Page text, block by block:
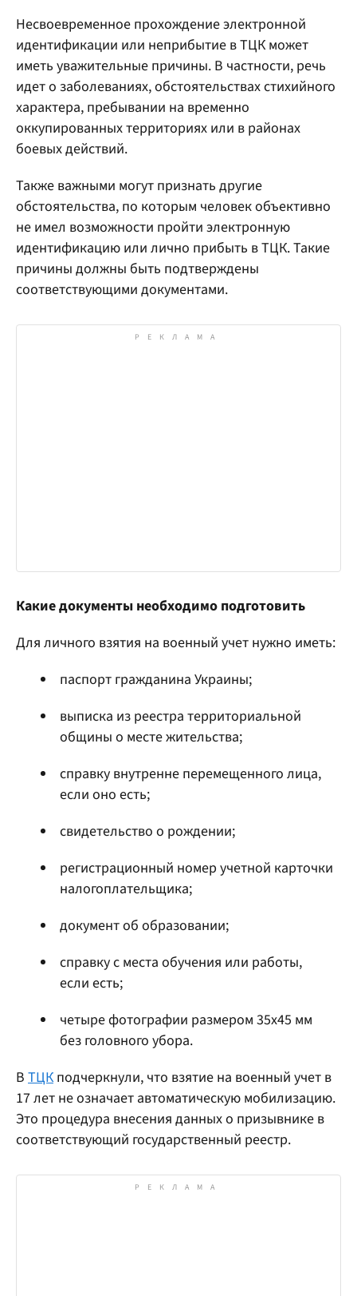
Несвоевременное прохождение электронной
идентификации или неприбытие в ТЦК может
иметь уважительные причины. В частности, речь
идет о заболеваниях, обстоятельствах стихийного
характера, пребывании на временно
оккупированных территориях или в районах
боевых действий.
Также важными могут признать другие
обстоятельства, по которым человек объективно
не имел возможности пройти электронную
идентификацию или лично прибыть в ТЦК. Такие
причины должны быть подтверждены
соответствующими документами.
Какие документы необходимо подготовить
Для личного взятия на военный учет нужно иметь:
паспорт гражданина Украины;
выписка из реестра территориальной
общины о месте жительства;
справку внутренне перемещенного лица,
если оно есть;
свидетельство о рождении;
регистрационный номер учетной карточки
налогоплательщика;
документ об образовании;
справку с места обучения или работы,
если есть;
четыре фотографии размером 35х45 мм
без головного убора.
В ТЦКподчеркнули, что взятие на военный учет в
17 лет не означает автоматическую мобилизацию.
Это процедура внесения данных о призывнике в
соответствующий государственный реестр.